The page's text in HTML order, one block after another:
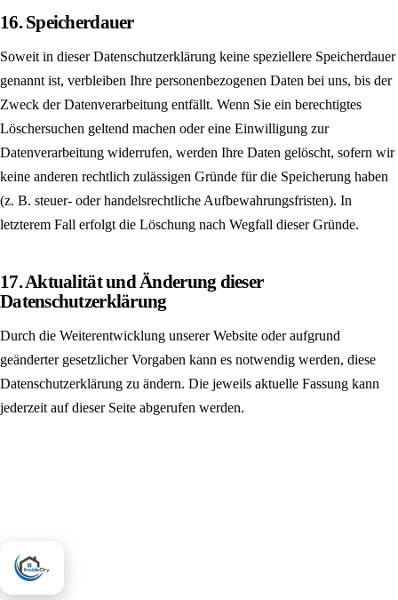
16. Speicherdauer
Soweit in dieser Datenschutzerklärung keine speziellere Speicherdauer
genannt ist, verbleiben Ihre personenbezogenen Daten bei uns, bis der
Zweck der Datenverarbeitung entfällt. Wenn Sie ein berechtigtes
Löschersuchen geltend machen oder eine Einwilligung zur
Datenverarbeitung widerrufen, werden Ihre Daten gelöscht, sofern wir
keine anderen rechtlich zulässigen Gründe für die Speicherung haben
(z. B. steuer- oder handels­rechtliche Aufbewahrungsfristen). In
letzterem Fall erfolgt die Löschung nach Wegfall dieser Gründe.
17. Aktualität und Änderung dieser
Datenschutzerklärung
Durch die Weiterentwicklung unserer Website oder aufgrund
geänderter gesetzlicher Vorgaben kann es notwendig werden, diese
Datenschutzerklärung zu ändern. Die jeweils aktuelle Fassung kann
jederzeit auf dieser Seite abgerufen werden.